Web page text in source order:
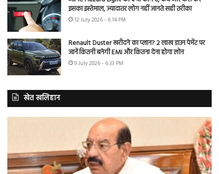
इसका इस्तेमाल, ज्यादातर लोग नहीं जानते सही तरीका
12 July 2026 - 6:14 PM
Renault Duster खरीदने का प्लान? 2 लाख डाउन पेमेंट पर
जानें कितनी बनेगी EMI और कितना देना होगा लोन
9 July 2026 - 6:33 PM
खेत खलिहान